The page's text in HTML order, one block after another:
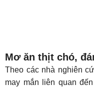
Mơ ăn thịt chó,
Theo các nhà nghiên
may mắn liên quan